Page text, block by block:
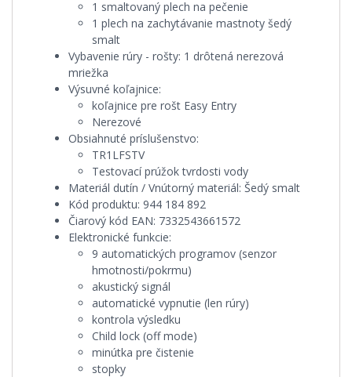
1 smaltovaný plech na pečenie
1 plech na zachytávanie mastnoty šedý
smalt
Vybavenie rúry - rošty: 1 drôtená nerezová
mriežka
Výsuvné koľajnice:
koľajnice pre rošt Easy Entry
Nerezové
Obsiahnuté príslušenstvo:
TR1LFSTV
Testovací prúžok tvrdosti vody
Materiál dutín / Vnútorný materiál: Šedý smalt
Kód produktu: 944 184 892
Čiarový kód EAN: 7332543661572
Elektronické funkcie:
9 automatických programov (senzor
hmotnosti/pokrmu)
akustický signál
automatické vypnutie (len rúry)
kontrola výsledku
Child lock (off mode)
minútka pre čistenie
stopky